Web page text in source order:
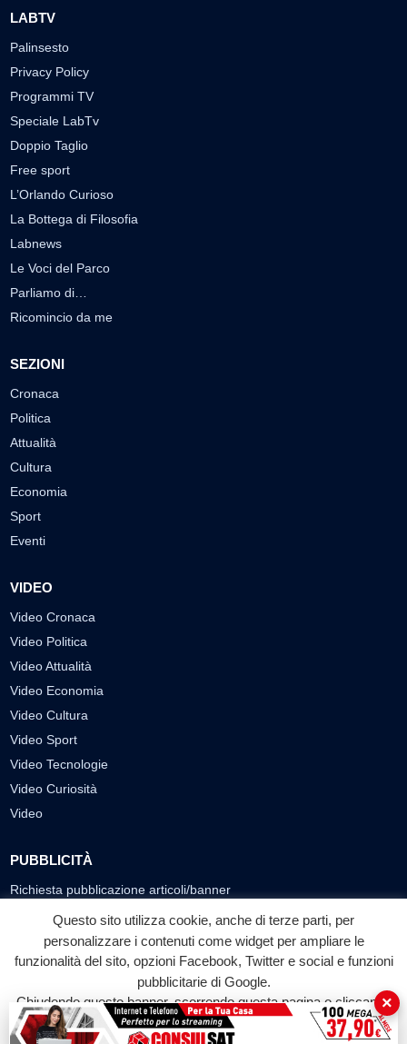
LABTV
Palinsesto
Privacy Policy
Programmi TV
Speciale LabTv
Doppio Taglio
Free sport
L’Orlando Curioso
La Bottega di Filosofia
Labnews
Le Voci del Parco
Parliamo di…
Ricomincio da me
SEZIONI
Cronaca
Politica
Attualità
Cultura
Economia
Sport
Eventi
VIDEO
Video Cronaca
Video Politica
Video Attualità
Video Economia
Video Cultura
Video Sport
Video Tecnologie
Video Curiosità
Video
PUBBLICITÀ
Richiesta pubblicazione articoli/banner
SEGUICI SUI SOCIAL
f
Facebook
◎ ▶
YouTube
Questo sito utilizza cookie, anche di terze parti, per
personalizzare i contenuti come widget per ampliare le
funzionalità del sito, opzioni Facebook, Twitter e social e funzioni
pubblicitarie di Google.
Chiudendo questo banner, scorrendo questa pagina o cliccando
su qualunque suo elemento acconsenti all'uso dei cookie.
×